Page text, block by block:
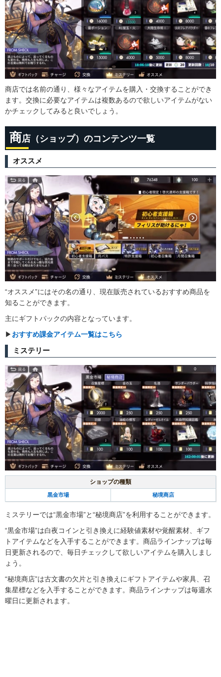
商店では名前の通り、様々なアイテムを購入・交換することができ
ます。交換に必要なアイテムは複数あるので欲しいアイテムがない
かチェックしてみると良いでしょう。
商店（ショップ）のコンテンツ一覧
オススメ
“オススメ”にはその名の通り、現在販売されているおすすめ商品を
知ることができます。
主にギフトパックの内容となっています。
▶︎ おすすめ課金アイテム一覧はこちら
ミステリー
ショップの種類
黒金市場 秘境商店
ミステリーでは“黒金市場”と“秘境商店”を利用することができます。
“黒金市場”は白夜コインと引き換えに経験値素材や覚醒素材、ギフ
トアイテムなどを入手することができます。商品ラインナップは毎
日更新されるので、毎日チェックして欲しいアイテムを購入しまし
ょう。
“秘境商店”は古文書の欠片と引き換えにギフトアイテムや家具、召
集星標などを入手することができます。商品ラインナップは毎週水
曜日に更新されます。